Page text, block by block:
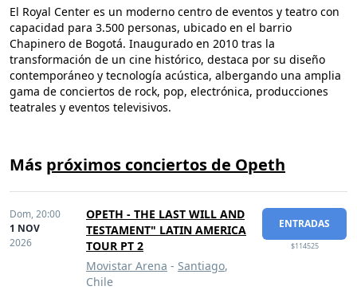
El Royal Center es un moderno centro de eventos y teatro con
capacidad para 3.500 personas, ubicado en el barrio
Chapinero de Bogotá. Inaugurado en 2010 tras la
transformación de un cine histórico, destaca por su diseño
contemporáneo y tecnología acústica, albergando una amplia
gama de conciertos de rock, pop, electrónica, producciones
teatrales y eventos televisivos.
Más próximos conciertos de Opeth
Dom,20:00
1 NOV
2026
OPETH - THE LAST WILL AND
TESTAMENT" LATIN AMERICA
TOUR PT 2
Movistar Arena - Santiago,
Chile
ENTRADAS
$114525